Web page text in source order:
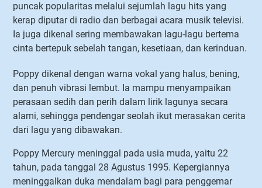
puncak popularitas melalui sejumlah lagu hits yang
kerap diputar di radio dan berbagai acara musik televisi.
Ia juga dikenal sering membawakan lagu-lagu bertema
cinta bertepuk sebelah tangan, kesetiaan, dan kerinduan.
Poppy dikenal dengan warna vokal yang halus, bening,
dan penuh vibrasi lembut. Ia mampu menyampaikan
perasaan sedih dan perih dalam lirik lagunya secara
alami, sehingga pendengar seolah ikut merasakan cerita
dari lagu yang dibawakan.
Poppy Mercury meninggal pada usia muda, yaitu 22
tahun, pada tanggal 28 Agustus 1995. Kepergiannya
meninggalkan duka mendalam bagi para penggemar